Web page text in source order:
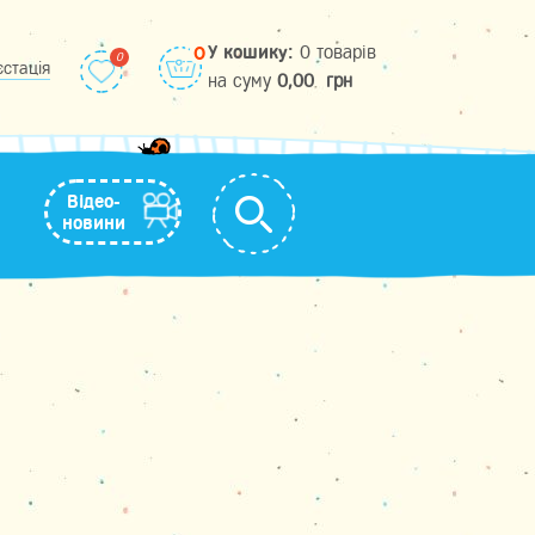
0У кошику: 0 товарів
на cуму 0,00 грн
Відео-
новини